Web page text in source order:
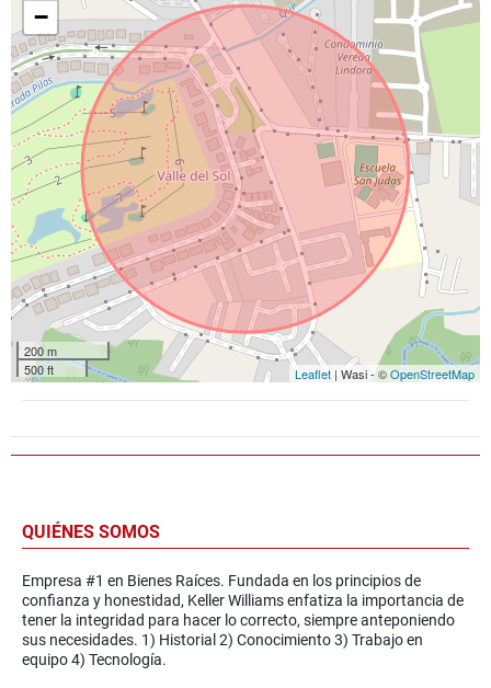
−
200 m
500 ft
Leaflet | Wasi - ©OpenStreetMap
QUIÉNES SOMOS
Empresa #1 en Bienes Raíces. Fundada en los principios de
confianza y honestidad, Keller Williams enfatiza la importancia de
tener la integridad para hacer lo correcto, siempre anteponiendo
sus necesidades. 1) Historial 2) Conocimiento 3) Trabajo en
equipo 4) Tecnología.